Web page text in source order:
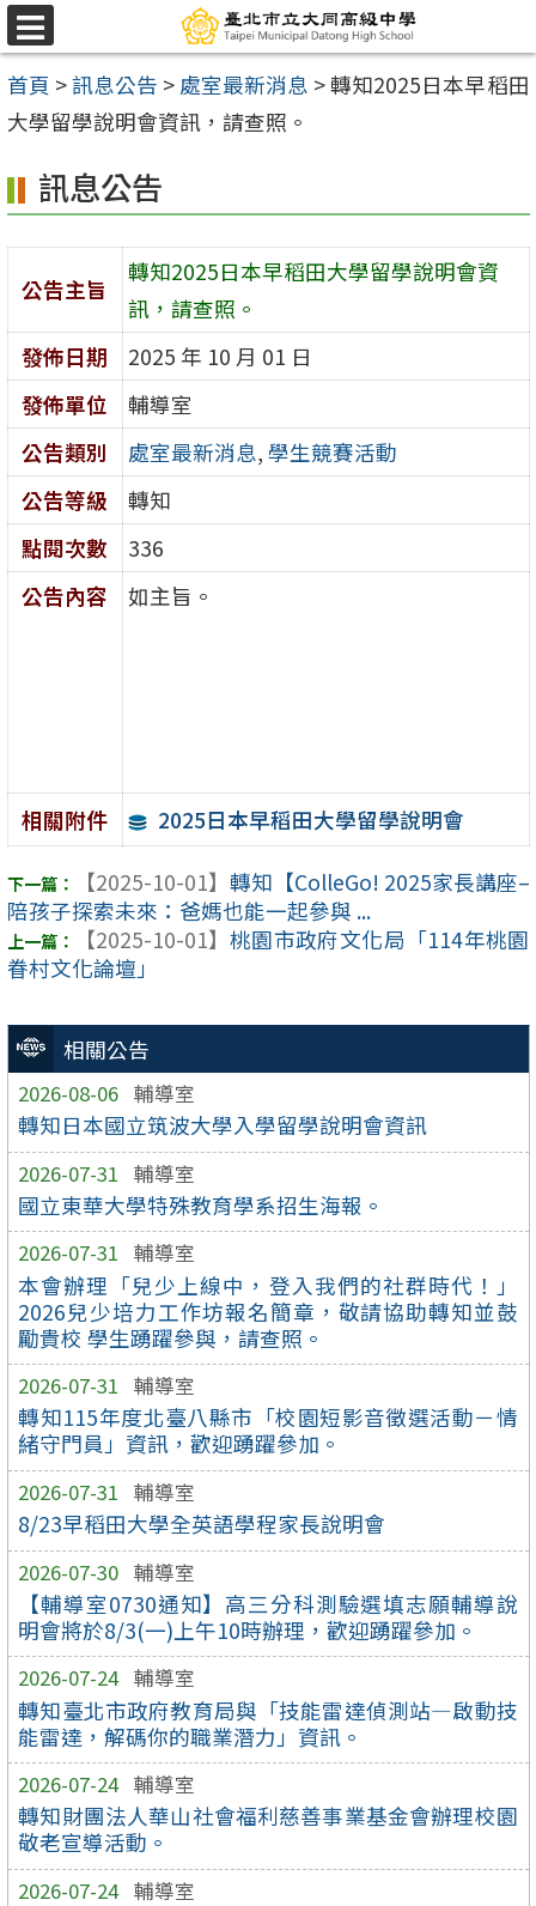
跳
至
主
要
容
區
選
單
首頁 >訊息公告 > 處室最新消息 >轉知2025日本早稻田
大學留學說明會資訊，請查照。
相關公告
2026-08-06 輔導室
轉知日本國立筑波大學入學留學說明會資訊
2026-07-31 輔導室
國立東華大學特殊教育學系招生海報。
2026-07-31 輔導室
本會辦理「兒少上線中，登入我們的社群時代！」
2026兒少培力工作坊報名簡章，敬請協助轉知並鼓
勵貴校 學生踴躍參與，請查照。
2026-07-31 輔導室
轉知115年度北臺八縣市「校園短影音徵選活動－情
緒守門員」資訊，歡迎踴躍參加。
2026-07-31 輔導室
8/23早稻田大學全英語學程家長說明會
2026-07-30 輔導室
【輔導室0730通知】高三分科測驗選填志願輔導說
明會將於8/3(一)上午10時辦理，歡迎踴躍參加。
2026-07-24 輔導室
轉知臺北市政府教育局與「技能雷達偵測站—啟動技
能雷達，解碼你的職業潛力」資訊。
2026-07-24 輔導室
轉知財團法人華山社會福利慈善事業基金會辦理校園
敬老宣導活動。
2026-07-24 輔導室
訊息公告
公告主旨
轉知2025日本早稻田大學留學說明會資
訊，請查照。
發佈日期
2025 年 10 月 01 日
發佈單位
輔導室
公告類別
處室最新消息, 學生競賽活動
公告等級
轉知
點閱次數
336
公告內容
如主旨。
相關附件 2025日本早稻田大學留學說明會
【2025-10-01】 轉知【ColleGo! 2025家長講座–
陪孩子探索未來：爸媽也能一起參與 ...
【2025-10-01】 桃園市政府文化局「114年桃園
眷村文化論壇」